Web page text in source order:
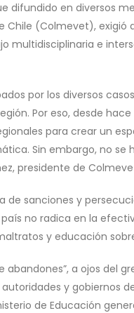
en diversos
(Colmevet), exigió
multidisciplinaria e
por los diversos
Por eso, desde
para crear un
Sin embargo, no se
presidente de
sanciones y
no radica en la
y educación
a ojos del
y gobiernos
de Educación